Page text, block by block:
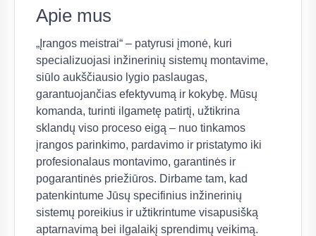
Apie mus
„Įrangos meistrai“ – patyrusi įmonė, kuri
specializuojasi inžinerinių sistemų montavime,
siūlo aukščiausio lygio paslaugas,
garantuojančias efektyvumą ir kokybę. Mūsų
komanda, turinti ilgametę patirtį, užtikrina
sklandų viso proceso eigą – nuo tinkamos
įrangos parinkimo, pardavimo ir pristatymo iki
profesionalaus montavimo, garantinės ir
pogarantinės priežiūros. Dirbame tam, kad
patenkintume Jūsų specifinius inžinerinių
sistemų poreikius ir užtikrintume visapusišką
aptarnavimą bei ilgalaikį sprendimų veikimą.